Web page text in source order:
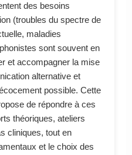
des besoins
(troubles du spectre de
maladies
sont souvent en
et accompagner la mise
alternative et
possible. Cette
de répondre à ces
théoriques, ateliers
cliniques, tout en
et le choix des